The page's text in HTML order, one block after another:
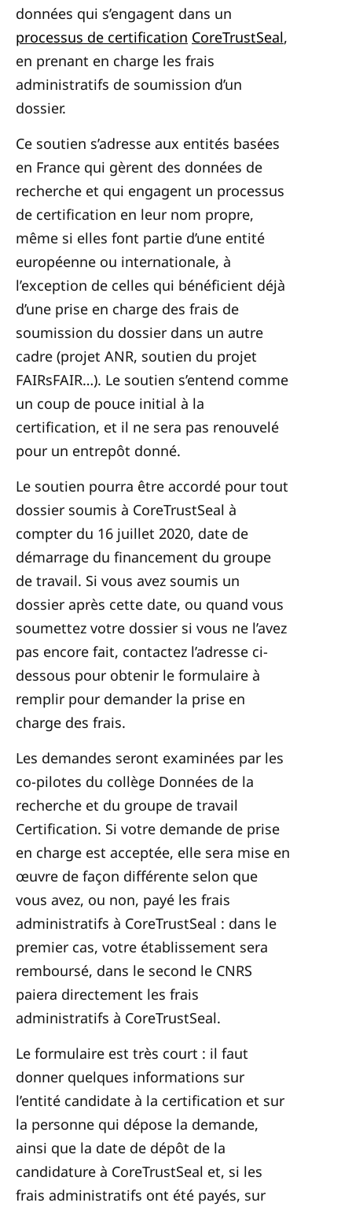
données qui s’engagent dans un
processus de certification CoreTrustSeal,
en prenant en charge les frais
administratifs de soumission d’un
dossier.
Ce soutien s’adresse aux entités basées
en France qui gèrent des données de
recherche et qui engagent un processus
de certification en leur nom propre,
même si elles font partie d’une entité
européenne ou internationale, à
l’exception de celles qui bénéficient déjà
d’une prise en charge des frais de
soumission du dossier dans un autre
cadre (projet ANR, soutien du projet
FAIRsFAIR…). Le soutien s’entend comme
un coup de pouce initial à la
certification, et il ne sera pas renouvelé
pour un entrepôt donné.
Le soutien pourra être accordé pour tout
dossier soumis à CoreTrustSeal à
compter du 16 juillet 2020, date de
démarrage du financement du groupe
de travail. Si vous avez soumis un
dossier après cette date, ou quand vous
soumettez votre dossier si vous ne l’avez
pas encore fait, contactez l’adresse ci-
dessous pour obtenir le formulaire à
remplir pour demander la prise en
charge des frais.
Les demandes seront examinées par les
co-pilotes du collège Données de la
recherche et du groupe de travail
Certification. Si votre demande de prise
en charge est acceptée, elle sera mise en
œuvre de façon différente selon que
vous avez, ou non, payé les frais
administratifs à CoreTrustSeal : dans le
premier cas, votre établissement sera
remboursé, dans le second le CNRS
paiera directement les frais
administratifs à CoreTrustSeal.
Le formulaire est très court : il faut
donner quelques informations sur
l’entité candidate à la certification et sur
la personne qui dépose la demande,
ainsi que la date de dépôt de la
candidature à CoreTrustSeal et, si les
frais administratifs ont été payés, sur